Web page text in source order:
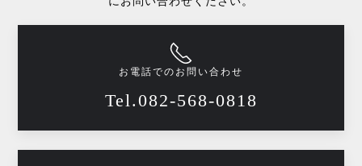
お電話でのお問い合わせ
Tel.082-568-0818